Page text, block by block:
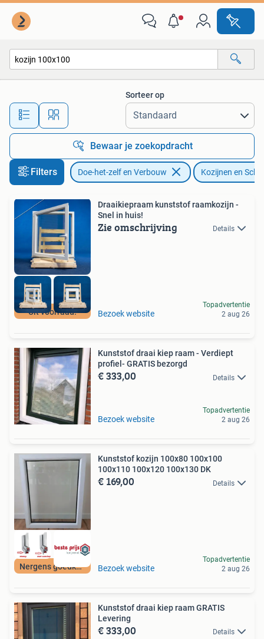
Alle afstanden…
Sorteer op
Bewaar je zoekopdracht
Filters Doe-het-zelf en Verbouw Kozijnen en
Uit voorraad!
Draaikiepraam kunststof raamkozijn -
Snel in huis!
Zie omschrijving Details
Bezoek website
Topadvertentie
2 aug 26
Kunststof draai kiep raam - Verdiept
profiel- GRATIS bezorgd
€ 333,00 Details
Bezoek website
Topadvertentie
2 aug 26
Nergens goedkoper!
Kunststof kozijn 100x80 100x100
100x110 100x120 100x130 DK
€ 169,00 Details
Bezoek website
Topadvertentie
2 aug 26
Kunststof draai kiep raam GRATIS
Levering
€ 333,00 Details